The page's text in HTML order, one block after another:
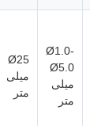
Ø1.0-
Ø5.0
میلی
متر
Ø25
میلی
متر